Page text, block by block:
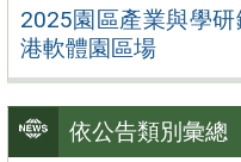
2025園區產業與學
港軟體園區場
依公告類別彙總